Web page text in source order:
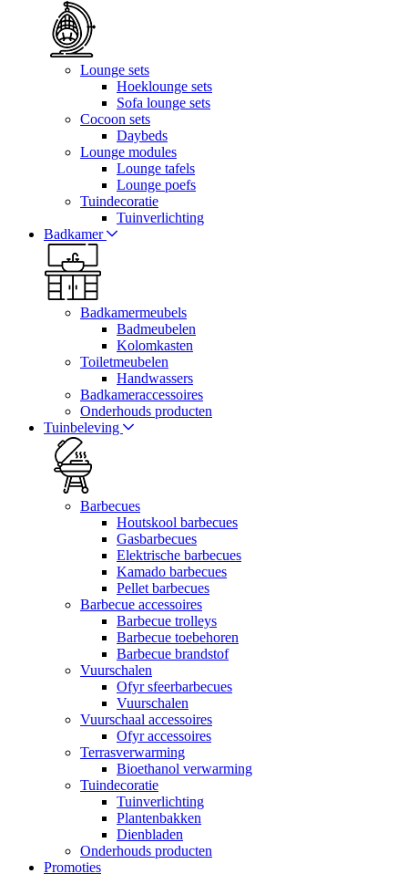
Lounge sets
Hoeklounge sets
Sofa lounge sets
Cocoon sets
Daybeds
Lounge modules
Lounge tafels
Lounge poefs
Tuindecoratie
Tuinverlichting
Badkamer
Badkamermeubels
Badmeubelen
Kolomkasten
Toiletmeubelen
Handwassers
Badkameraccessoires
Onderhouds producten
Tuinbeleving
Barbecues
Houtskool barbecues
Gasbarbecues
Elektrische barbecues
Kamado barbecues
Pellet barbecues
Barbecue accessoires
Barbecue trolleys
Barbecue toebehoren
Barbecue brandstof
Vuurschalen
Ofyr sfeerbarbecues
Vuurschalen
Vuurschaal accessoires
Ofyr accessoires
Terrasverwarming
Bioethanol verwarming
Tuindecoratie
Tuinverlichting
Plantenbakken
Dienbladen
Onderhouds producten
Promoties